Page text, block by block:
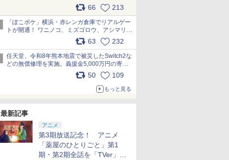
組み。味は恐怖を堪のう「味噌フレーバー」
66 213
「ぽこポケ」横浜・赤レンガ倉庫でリアルゲー
トが開通！ ワニノコ、ミズゴロウ、アシマリ登
場シーンをレポート pic.x.com/LDgEByVl6D
63 232
任天堂、令和8年熊本地震で被災したSwitch2な
どの無償修理を実施。義援金5,000万円の寄付
も発表 pic.x.com/BAYsMfUfUC
50 109
もっと見る
最新記事
アニメ
第3期放送記念！ アニメ
「薬屋のひとりごと」第1
期・第2期全話を「TVer」に